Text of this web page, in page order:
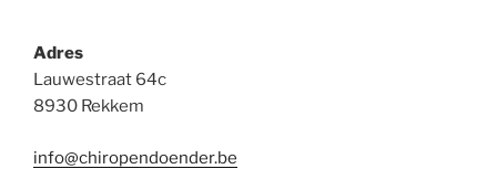
Adres
Lauwestraat 64c
8930 Rekkem
info@chiropendoender.be